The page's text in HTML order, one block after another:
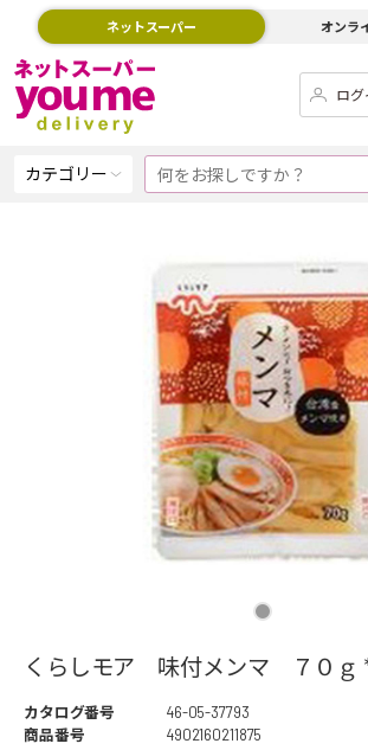
ネットスーパー オンラ
ログ
カテゴリー
くらしモア 味付メンマ ７０ｇ
カタログ番号
46-05-37793
商品番号
4902160211875